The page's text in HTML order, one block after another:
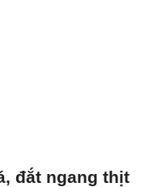
đắt ngang thịt